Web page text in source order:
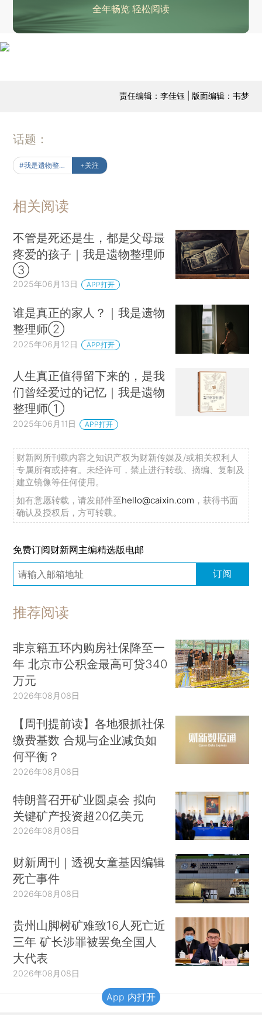
全年畅览 轻松阅读
责任编辑：李佳钰 | 版面编辑：韦梦
话题：
+关注
相关阅读
不管是死还是生，都是父母最
疼爱的孩子｜我是遗物整理师
③
2025年06月13日 APP打开
谁是真正的家人？｜我是遗物
整理师②
2025年06月12日 APP打开
人生真正值得留下来的，是我
们曾经爱过的记忆｜我是遗物
整理师①
2025年06月11日 APP打开
财新网所刊载内容之知识产权为财新传媒及/或相关权利人
专属所有或持有。未经许可，禁止进行转载、摘编、复制及
建立镜像等任何使用。
如有意愿转载，请发邮件至hello@caixin.com ，获得书面
确认及授权后，方可转载。
免费订阅财新网主编精选版电邮
订阅
推荐阅读
非京籍五环内购房社保降至一
年 北京市公积金最高可贷340
万元
2026年08月08日
【周刊提前读】各地狠抓社保
缴费基数 合规与企业减负如
何平衡？
2026年08月08日
特朗普召开矿业圆桌会 拟向
关键矿产投资超20亿美元
2026年08月08日
财新周刊｜透视女童基因编辑
死亡事件
2026年08月08日
贵州山脚树矿难致16人死亡近
三年 矿长涉罪被罢免全国人
大代表
2026年08月08日
App 内打开